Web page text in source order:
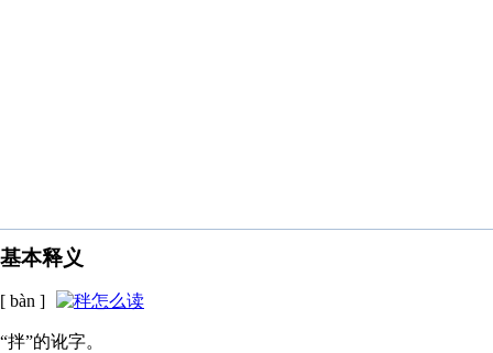
基本释义
[ bàn ]
“拌”的讹字。